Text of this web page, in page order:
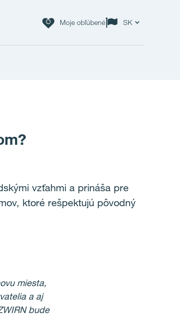
Moje obľúbené SK
vzťahmi a prináša pre
ktoré rešpektujú pôvodný
miesta,
a aj
bude